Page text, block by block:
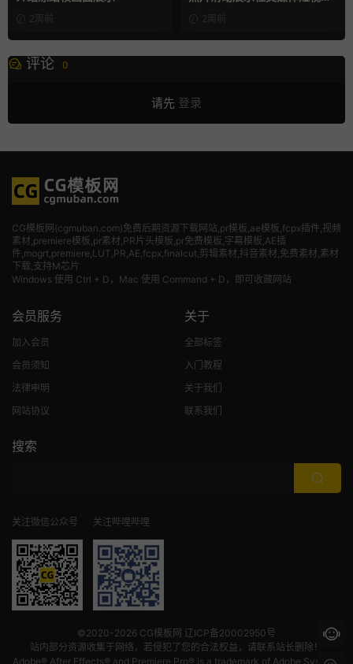
2周前
片头2周前
评论 0
请先 登录
CG模板网(cgmuban.com)免费后期资源下载网站,pr模板,ae模板,fcpx插件,视频
素材 ,premiere模板,pr素材,PR片头模板,pr免费模板,字幕模板,AE插
件,mogrt,premiere,LUT,PR,AE,fcpx,finalcut,剪辑素材,抖音素材,免费素材,素材
下载,支持M芯片
Windows 使用 Ctrl + D，Mac 使用 Command + D，即可收藏网站
会员服务
加入会员
会员须知
法律申明
网站协议
关于
全部标签
入门教程
关于我们
联系我们
搜索
关注微信公众号 关注哔哩哔哩
©2020-2026 CG模板网 辽ICP备20002950号
站内部分资源收集于网络，若侵犯了您的合法权益，请联系站长删除！
Adobe® After Effects® and Premiere Pro® is a trademark of Adobe Systems